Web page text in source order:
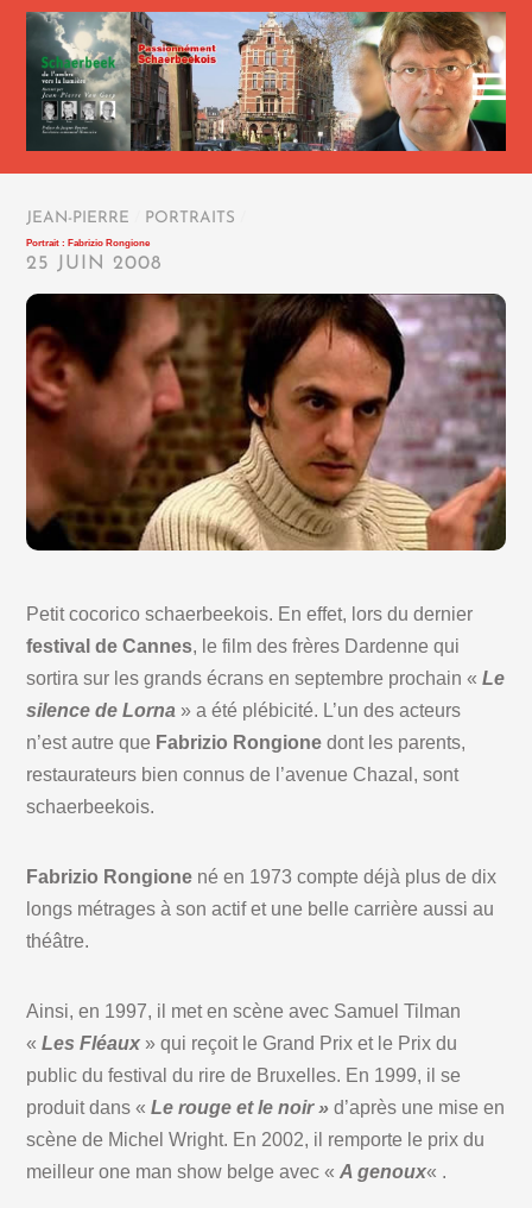
JEAN-PIERRE PORTRAITS
Portrait : Fabrizio Rongione
25 JUIN 2008
Petit cocorico schaerbeekois. En effet, lors du dernier
festival de Cannes, le film des frères Dardenne qui
sortira sur les grands écrans en septembre prochain «Le
silence de Lorna » a été plébicité. L’un des acteurs
n’est autre que Fabrizio Rongione dont les parents,
restaurateurs bien connus de l’avenue Chazal, sont
schaerbeekois.
Fabrizio Rongione né en 1973 compte déjà plus de dix
longs métrages à son actif et une belle carrière aussi au
théâtre.
Ainsi, en 1997, il met en scène avec Samuel Tilman
«Les Fléaux » qui reçoit le Grand Prix et le Prix du
public du festival du rire de Bruxelles. En 1999, il se
produit dans «Le rouge et le noir » d’après une mise en
scène de Michel Wright. En 2002, il remporte le prix du
meilleur one man show belge avec «A genoux« .